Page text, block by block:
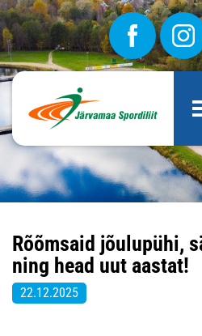
Rõõmsaid jõulupühi,
ning head uut aastat!
22.12.2025